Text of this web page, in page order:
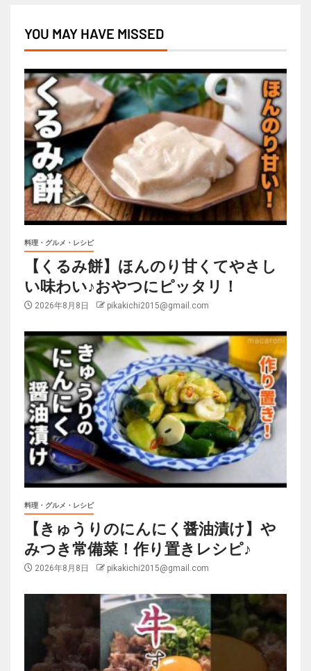
YOU MAY HAVE MISSED
料理・グルメ・レシピ
【くるみ餅】ほんのり甘くてやさし
い味わい♪おやつにピッタリ！
2026年8月8日 pikakichi2015@gmail.com
料理・グルメ・レシピ
【きゅうりのにんにく醤油漬け】や
みつき常備菜！作り置きレシピ♪
2026年8月8日 pikakichi2015@gmail.com